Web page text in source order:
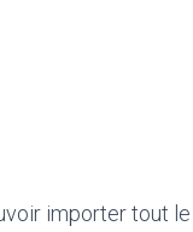
importer tout